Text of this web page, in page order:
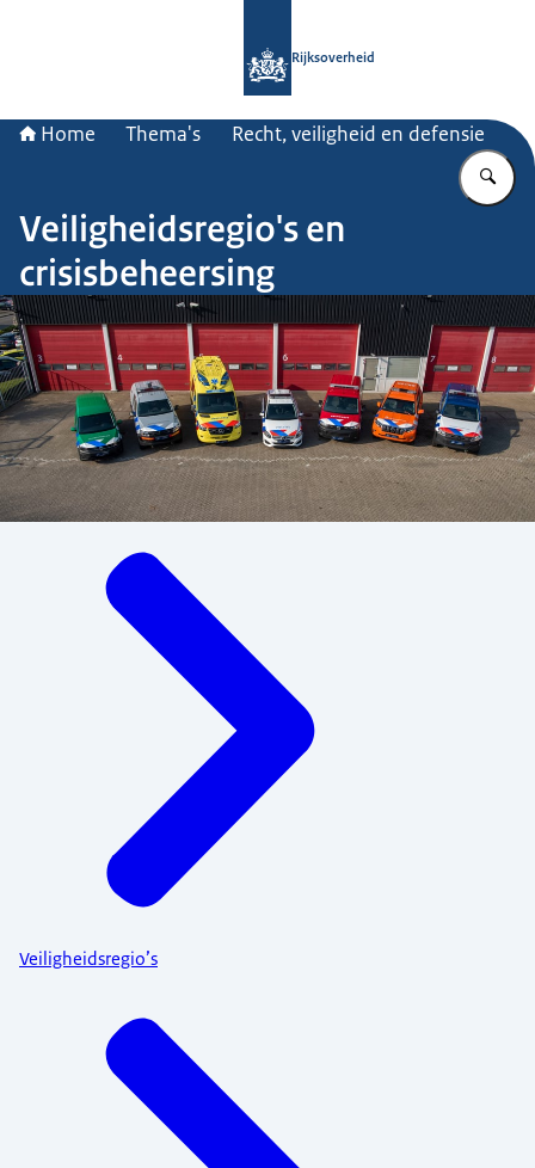
Rijksoverheid
Home Thema's Recht, veiligheid en defensie
Veiligheidsregio's en
crisisbeheersing
Veiligheidsregio’s